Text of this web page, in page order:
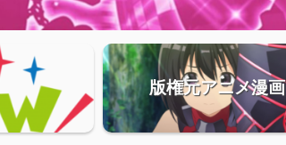
版権元アニメ漫画